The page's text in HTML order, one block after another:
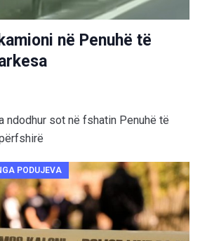
në Penuhë të
ndodhur sot në fshatin Penuhë të
PODUJEVA